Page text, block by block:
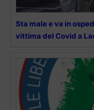
Sta male e va in
vittima del Covid a